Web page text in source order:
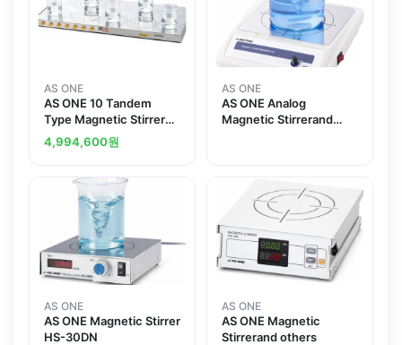
AS ONE
AS ONE 10 Tandem
Type Magnetic Stirrer
HS400 HS-400
4,994,600원
AS ONE
AS ONE Analog
Magnetic Stirrerand
AS ONE
AS ONE Magnetic Stirrer
HS-30DN
AS ONE
AS ONE Magnetic
Stirrerand others